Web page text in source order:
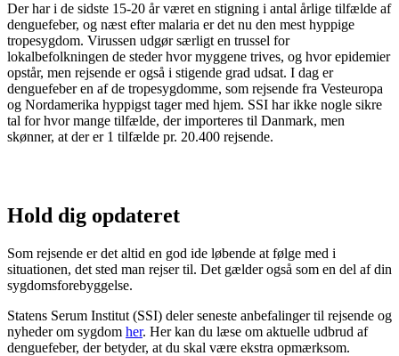
Der har i de sidste 15-20 år været en stigning i antal årlige tilfælde af
denguefeber, og næst efter malaria er det nu den mest hyppige
tropesygdom. Virussen udgør særligt en trussel for
lokalbefolkningen de steder hvor myggene trives, og hvor epidemier
opstår, men rejsende er også i stigende grad udsat. I dag er
denguefeber en af de tropesygdomme, som rejsende fra Vesteuropa
og Nordamerika hyppigst tager med hjem. SSI har ikke nogle sikre
tal for hvor mange tilfælde, der importeres til Danmark, men
skønner, at der er 1 tilfælde pr. 20.400 rejsende.
Hold dig opdateret
Som rejsende er det altid en god ide løbende at følge med i
situationen, det sted man rejser til. Det gælder også som en del af din
sygdomsforebyggelse.
Statens Serum Institut (SSI) deler seneste anbefalinger til rejsende og
nyheder om sygdom her. Her kan du læse om aktuelle udbrud af
denguefeber, der betyder, at du skal være ekstra opmærksom.